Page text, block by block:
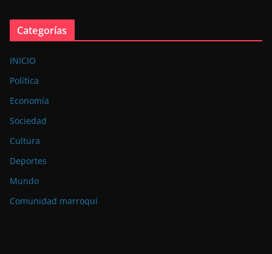
Categorías
INICIO
Política
Economía
Sociedad
Cultura
Deportes
Mundo
Comunidad marroquí